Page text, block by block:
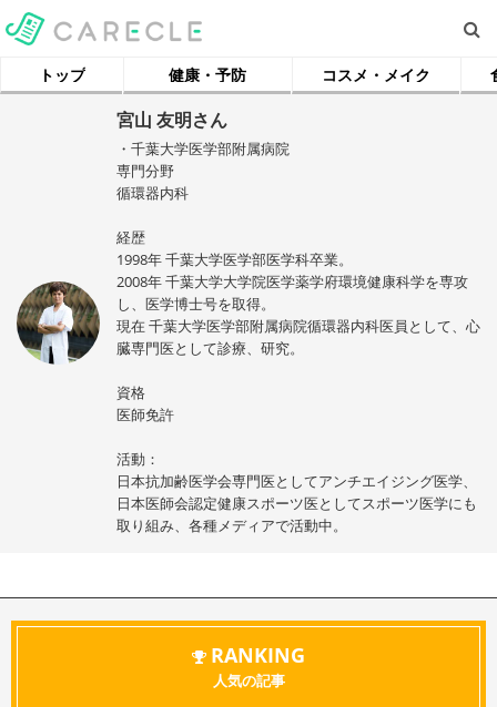
トップ 健康・予防 コスメ・メイク
宮山 友明さん
・千葉大学医学部附属病院
専門分野
循環器内科
経歴
1998年 千葉大学医学部医学科卒業。
2008年 千葉大学大学院医学薬学府環境健康科学を専攻
し、医学博士号を取得。
現在 千葉大学医学部附属病院循環器内科医員として、心
臓専門医として診療、研究。
資格
医師免許
活動：
日本抗加齢医学会専門医としてアンチエイジング医学、
日本医師会認定健康スポーツ医としてスポーツ医学にも
取り組み、各種メディアで活動中。
RANKING
人気の記事